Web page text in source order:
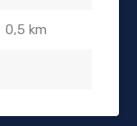
0,5 km